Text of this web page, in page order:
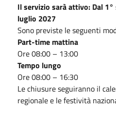
Il servizio sarà attivo: Dal
luglio 2027
Sono previste le seguenti
Part-time mattina
Ore 08:00 – 13:00
Tempo lungo
Ore 08:00 – 16:30
Le chiusure seguiranno il
regionale e le festività